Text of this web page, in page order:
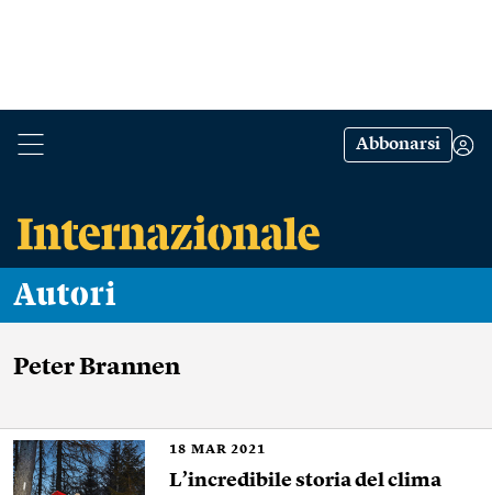
Abbonarsi
Autori
Peter Brannen
18 MAR 2021
L’incredibile storia del clima